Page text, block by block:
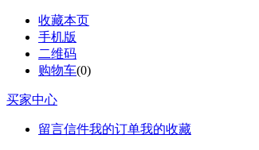
收藏本页
手机版
二维码
购物车(0)
买家中心
留言信件我的订单我的收藏